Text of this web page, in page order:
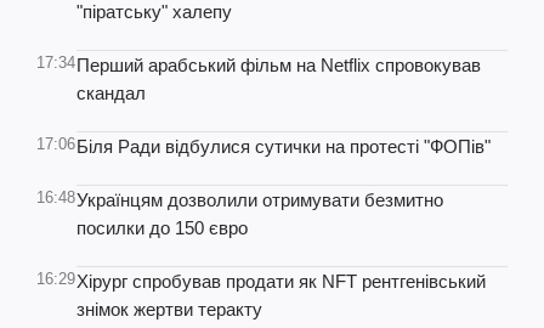
"піратську" халепу
17:34Перший арабський фільм на Netflix спровокував
скандал
17:06Біля Ради відбулися сутички на протесті "ФОПів"
16:48Українцям дозволили отримувати безмитно
посилки до 150 євро
16:29Хірург спробував продати як NFT рентгенівський
знімок жертви теракту